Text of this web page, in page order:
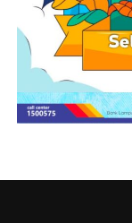
Banggar juga
melalui
pegawainya
kegiatan. Selain
terhadap
UPT Kesehatan
“Dengan